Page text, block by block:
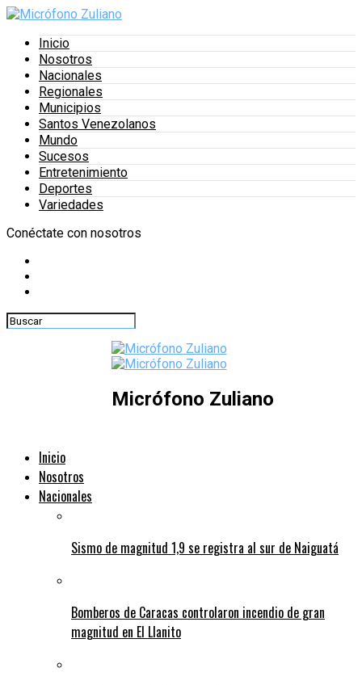
Inicio
Nosotros
Nacionales
Regionales
Municipios
Santos Venezolanos
Mundo
Sucesos
Entretenimiento
Deportes
Variedades
Conéctate con nosotros
Micrófono Zuliano
Inicio
Nosotros
Nacionales
Sismo de magnitud 1,9 se registra al sur de Naiguatá
Bomberos de Caracas controlaron incendio de gran
magnitud en El Llanito